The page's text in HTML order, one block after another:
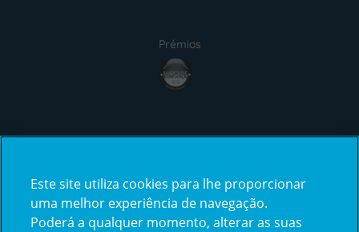
Prémios
award4
certification2certification3
Este site utiliza cookies para lhe proporcionar
uma melhor experiência de navegação.
Poderá a qualquer momento, alterar as suas